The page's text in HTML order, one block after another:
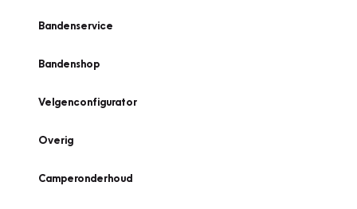
Bandenservice
Bandenshop
Velgenconfigurator
Overig
Camperonderhoud